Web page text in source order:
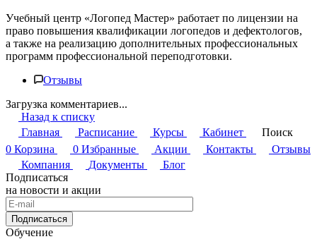
Учебный центр «Логопед Мастер» работает по лицензии на
право повышения квалификации логопедов и дефектологов,
а также на реализацию дополнительных профессиональных
программ профессиональной переподготовки.
Отзывы
Загрузка комментариев...
Назад к списку
Главная
Расписание Курсы Кабинет
Поиск
0 Корзина 0 Избранные Акции Контакты
Отзывы
Компания
Документы
Блог
Подписаться
на новости и акции
Подписаться
Обучение